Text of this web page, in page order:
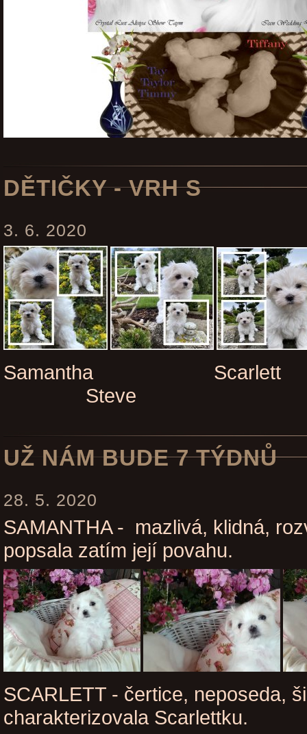
DĚTIČKY - VRH S
3. 6. 2020
Samantha
Steve
UŽ NÁM BUDE 7 TÝDNŮ
28. 5. 2020
SAMANTHA - mazlivá, klidná,
popsala zatím její povahu.
SCARLETT - čertice, neposeda,
charakterizovala Scarlettku.